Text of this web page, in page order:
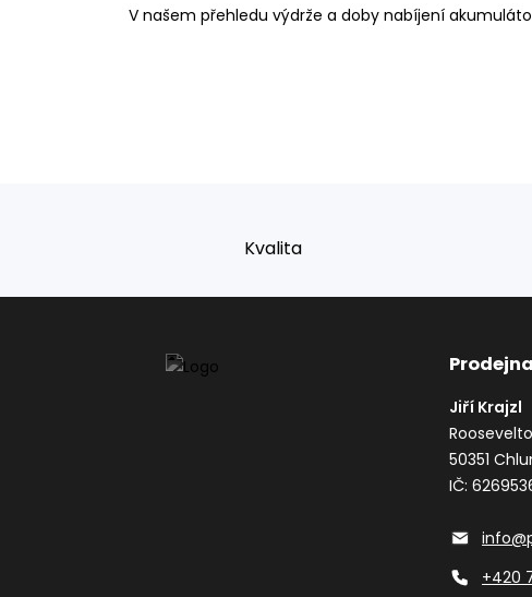
V našem přehledu výdrže a doby nabíjení
Kvalita
Prodejna
Jiří Krajzl
50351
IČ:
+420